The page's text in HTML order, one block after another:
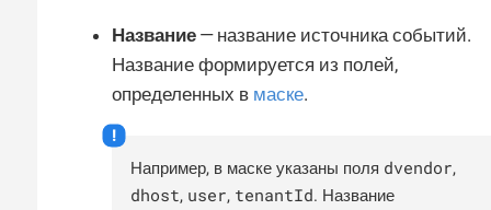
Название — название источника событий.
Название формируется из полей,
определенных в маске.
Например, в маске указаны поля dvendor,
dhost, user, tenantId. Название